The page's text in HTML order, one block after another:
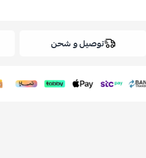
توصيل و شحن